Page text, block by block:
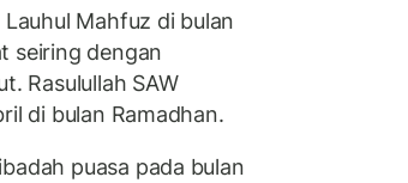
Mahfuz di bulan
seiring dengan
Rasulullah SAW
di bulan Ramadhan.
puasa pada bulan